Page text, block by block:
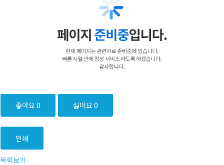
좋아요 0 싫어요 0
인쇄
목록보기